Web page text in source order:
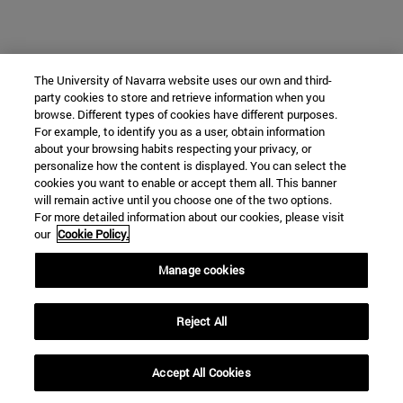
The University of Navarra website uses our own and third-
party cookies to store and retrieve information when you
browse. Different types of cookies have different purposes.
For example, to identify you as a user, obtain information
about your browsing habits respecting your privacy, or
personalize how the content is displayed. You can select the
cookies you want to enable or accept them all. This banner
will remain active until you choose one of the two options.
For more detailed information about our cookies, please visit
our Cookie Policy.
Manage cookies
Reject All
Accept All Cookies